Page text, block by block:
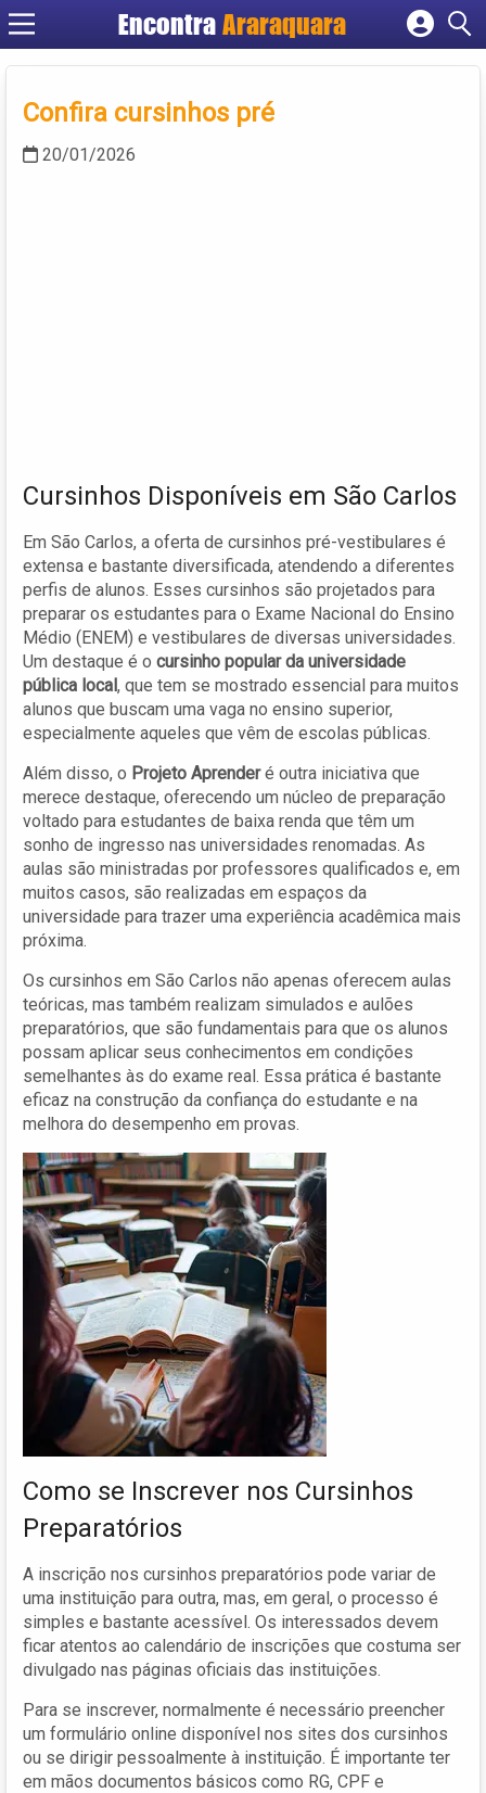
EncontraAraraquara
Cadastrar empresa
Criar conta
Confira cursinhos pré
20/01/2026
Cursinhos Disponíveis em São Carlos
Em São Carlos, a oferta de cursinhos pré-vestibulares é
extensa e bastante diversificada, atendendo a diferentes
perfis de alunos. Esses cursinhos são projetados para
preparar os estudantes para o Exame Nacional do Ensino
Médio (ENEM) e vestibulares de diversas universidades.
Um destaque é o cursinho popular da universidade
pública local, que tem se mostrado essencial para muitos
alunos que buscam uma vaga no ensino superior,
especialmente aqueles que vêm de escolas públicas.
Além disso, o Projeto Aprenderé outra iniciativa que
merece destaque, oferecendo um núcleo de preparação
voltado para estudantes de baixa renda que têm um
sonho de ingresso nas universidades renomadas. As
aulas são ministradas por professores qualificados e, em
muitos casos, são realizadas em espaços da
universidade para trazer uma experiência acadêmica mais
próxima.
Os cursinhos em São Carlos não apenas oferecem aulas
teóricas, mas também realizam simulados e aulões
preparatórios, que são fundamentais para que os alunos
possam aplicar seus conhecimentos em condições
semelhantes às do exame real. Essa prática é bastante
eficaz na construção da confiança do estudante e na
melhora do desempenho em provas.
Como se Inscrever nos Cursinhos
Preparatórios
A inscrição nos cursinhos preparatórios pode variar de
uma instituição para outra, mas, em geral, o processo é
simples e bastante acessível. Os interessados devem
ficar atentos ao calendário de inscrições que costuma ser
divulgado nas páginas oficiais das instituições.
Para se inscrever, normalmente é necessário preencher
um formulário online disponível nos sites dos cursinhos
ou se dirigir pessoalmente à instituição. É importante ter
em mãos documentos básicos como RG, CPF e